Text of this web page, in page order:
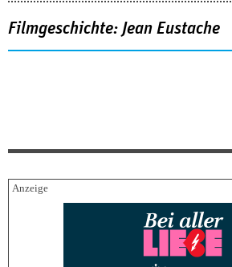
Filmgeschichte: Jean Eustache